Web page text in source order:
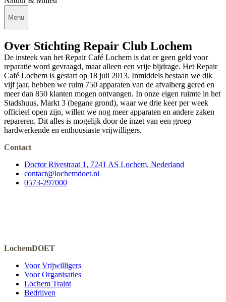
Menu
Over Stichting Repair Club Lochem
De insteek van het Repair Café Lochem is dat er geen geld voor
reparatie word gevraagd, maar alleen een vrije bijdrage. Het Repair
Café Lochem is gestart op 18 juli 2013. Inmiddels bestaan we dik
vijf jaar, hebben we ruim 750 apparaten van de afvalberg gered en
meer dan 850 klanten mogen ontvangen. In onze eigen ruimte in het
Stadshuus, Markt 3 (begane grond), waar we drie keer per week
officieel open zijn, willen we nog meer apparaten en andere zaken
repareren. Dit alles is mogelijk door de inzet van een groep
hardwerkende en enthousiaste vrijwilligers.
Contact
Doctor Rivestraat 1, 7241 AS Lochem, Nederland
contact@lochemdoet.nl
0573-297000
LochemDOET
Voor Vrijwilligers
Voor Organisaties
Lochem Traint
Bedrijven